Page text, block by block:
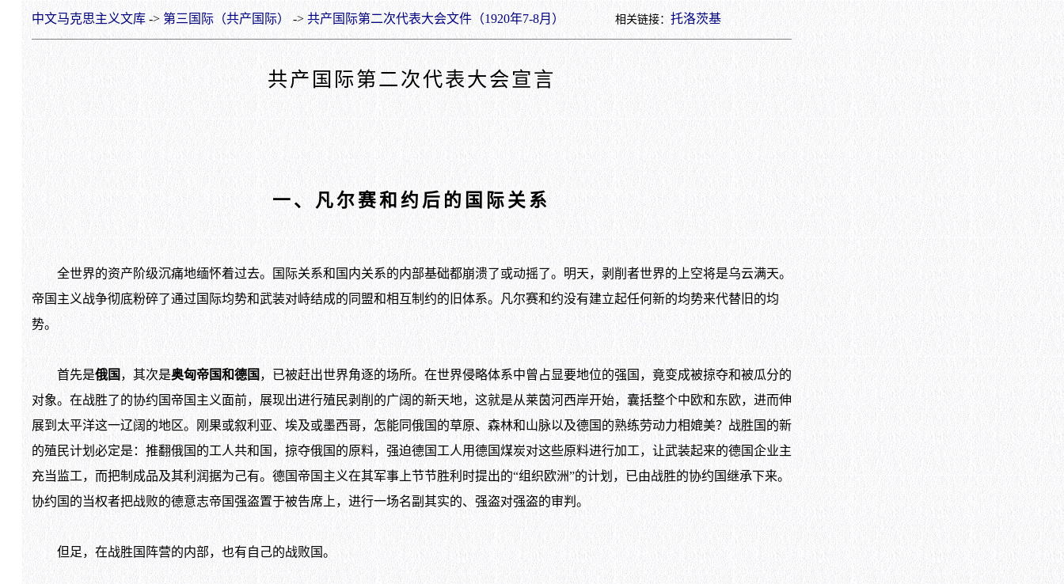
中文马克思主义文库-> 第三国际（共产国际） -> 共产国际第二次代表大会文件（1920年7-8月） 相关链接： 托洛茨基
共产国际第二次代表大会宣言
一、凡尔赛和约后的国际关系
全世界的资产阶级沉痛地缅怀着过去。国际关系和国内关系的内部基础都崩溃了或动摇了。明天，剥削者世界的上空将是乌云满天。
帝国主义战争彻底粉碎了通过国际均势和武装对峙结成的同盟和相互制约的旧体系。凡尔赛和约没有建立起任何新的均势来代替旧的均
势。
首先是俄国 ，其次是奥匈帝国和德国 ，已被赶出世界角逐的场所。在世界侵略体系中曾占显要地位的强国，竟变成被掠夺和被瓜分的
对象。在战胜了的协约国帝国主义面前，展现出进行殖民剥削的广阔的新天地，这就是从莱茵河西岸开始，囊括整个中欧和东欧，进而伸
展到太平洋这一辽阔的地区。刚果或叙利亚、埃及或墨西哥，怎能同俄国的草原、森林和山脉以及德国的熟练劳动力相媲美？战胜国的新
的殖民计划必定是：推翻俄国的工人共和国，掠夺俄国的原料，强迫德国工人用德国煤炭对这些原料进行加工，让武装起来的德国企业主
充当监工，而把制成品及其利润据为己有。德国帝国主义在其军事上节节胜利时提出的“组织欧洲”的计划，已由战胜的协约国继承下来。
协约国的当权者把战败的德意志帝国强盗置于被告席上，进行一场名副其实的、强盗对强盗的审判。
但足，在战胜国阵营的内部，也有自己的战败国。